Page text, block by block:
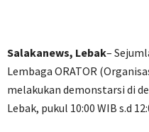
Salakanews, Lebak–
Lembaga ORATOR
melakukan demonstarsi di
Lebak, pukul 10:00 WIB s.d